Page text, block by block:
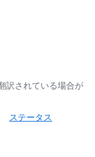
訳されている場合が
ステータス